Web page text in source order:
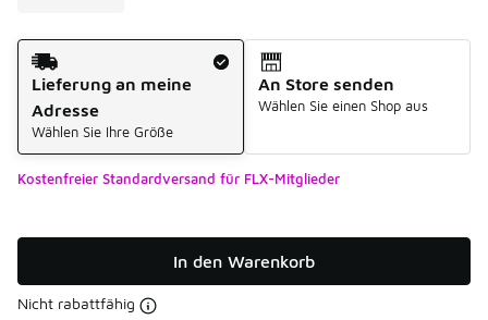
Versandart
Lieferung an meine
Adresse
Wählen Sie Ihre Größe
An Store senden
Wählen Sie einen Shop aus
Kostenfreier Standardversand für FLX-Mitglieder
In den Warenkorb
Nicht rabattfähig